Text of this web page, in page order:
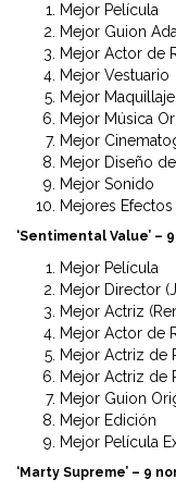
Mejor Película
Mejor Guion
Mejor Actor de
Mejor Vestuario
Mejor
Mejor Música
Mejor
Mejor Diseño
Mejor Sonido
Mejores
‘Sentimental Value’ –
Mejor Película
Mejor Director
Mejor Actriz
Mejor Actor de
Mejor Actriz de
Mejor Actriz de
Mejor Guion
Mejor Edición
Mejor Película
‘Marty Supreme’ – 9